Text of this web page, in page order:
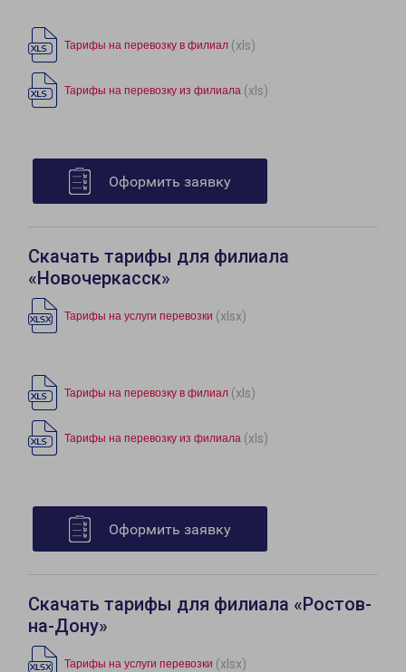
Тарифы на перевозку в филиал (xls)
Тарифы на перевозку из филиала (xls)
Оформить заявку
Скачать тарифы для филиала
«Новочеркасск»
Тарифы на услуги перевозки (xlsx)
Тарифы на перевозку в филиал (xls)
Тарифы на перевозку из филиала (xls)
Оформить заявку
Скачать тарифы для филиала «Ростов-
на-Дону»
Тарифы на услуги перевозки (xlsx)